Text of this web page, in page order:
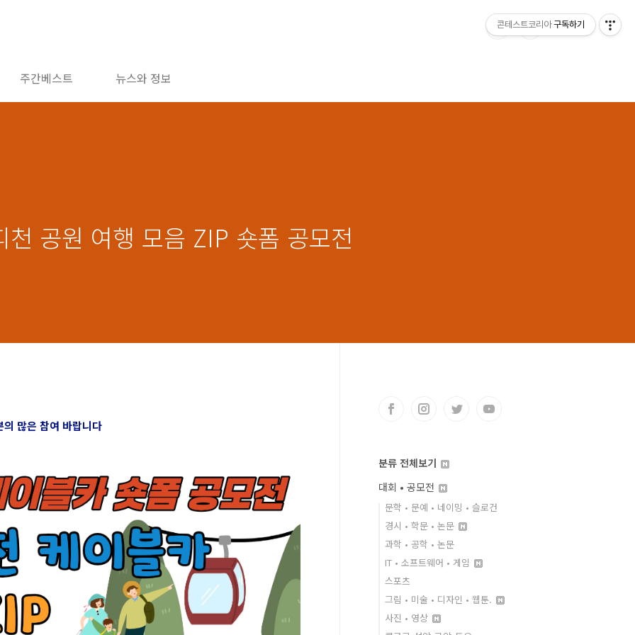
주간베스트 뉴스와 정보
공원 여행 모음 ZIP 숏폼 공모전
의 많은 참여 바랍니다
분류 전체보기
대회 • 공모전
문학 • 문예 • 네이밍 • 슬로건
경시 • 학문 • 논문
과학 • 공학 • 논문
IT • 소프트웨어 • 게임
스포츠
그림 • 미술 • 디자인 • 웹툰.
사진 • 영상
콘테스트코리아 구독하기